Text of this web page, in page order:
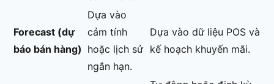
Forecast (dự
báo bán hàng)
Dựa vào
cảm tính
hoặc lịch sử
ngắn hạn.
Dựa vào dữ liệu POS và
kế hoạch khuyến mãi.